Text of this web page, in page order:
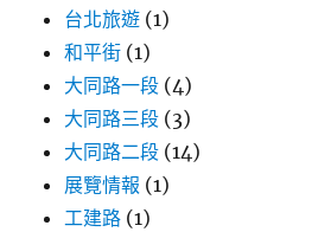
台北旅遊 (1)
和平街 (1)
大同路一段 (4)
大同路三段 (3)
大同路二段 (14)
展覽情報 (1)
工建路 (1)